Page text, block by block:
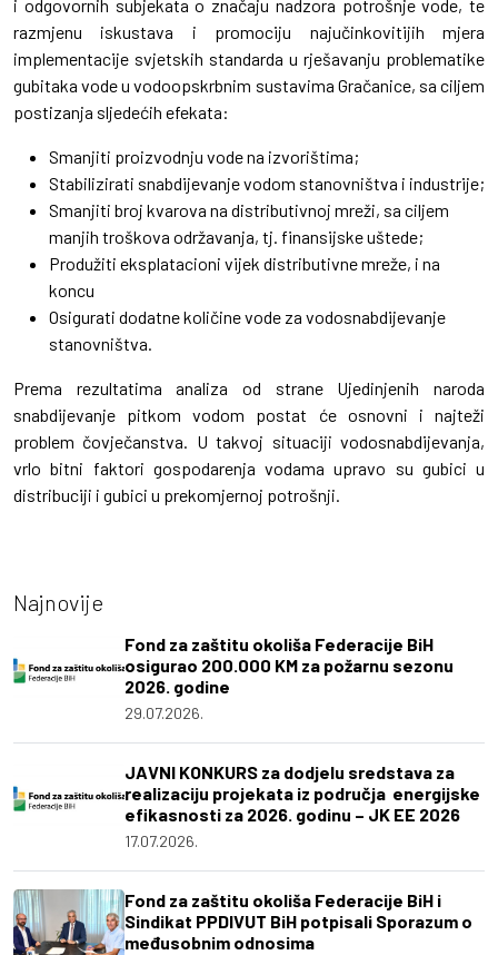
i odgovornih subjekata o značaju nadzora potrošnje vode, te
razmjenu iskustava i promociju najučinkovitijih mjera
implementacije svjetskih standarda u rješavanju problematike
gubitaka vode u vodoopskrbnim sustavima Gračanice, sa ciljem
postizanja sljedećih efekata:
Smanjiti proizvodnju vode na izvorištima;
Stabilizirati snabdijevanje vodom stanovništva i industrije;
Smanjiti broj kvarova na distributivnoj mreži, sa ciljem
manjih troškova održavanja, tj. finansijske uštede;
Produžiti eksplatacioni vijek distributivne mreže, i na
koncu
Osigurati dodatne količine vode za vodosnabdijevanje
stanovništva.
Prema rezultatima analiza od strane Ujedinjenih naroda
snabdijevanje pitkom vodom postat će osnovni i najteži
problem čovječanstva. U takvoj situaciji vodosnabdijevanja,
vrlo bitni faktori gospodarenja vodama upravo su gubici u
distribuciji i gubici u prekomjernoj potrošnji.
Najnovije
Fond za zaštitu okoliša Federacije BiH
osigurao 200.000 KM za požarnu sezonu
2026. godine
29.07.2026.
JAVNI KONKURS za dodjelu sredstava za
realizaciju projekata iz područja energijske
efikasnosti za 2026. godinu – JK EE 2026
17.07.2026.
Fond za zaštitu okoliša Federacije BiH i
Sindikat PPDIVUT BiH potpisali Sporazum o
međusobnim odnosima